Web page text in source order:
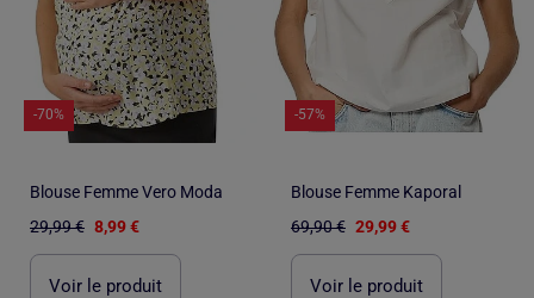
-70%
Blouse Femme Vero Moda
29,99 € 8,99 €
Voir le produit
-57%
Blouse Femme Kaporal
69,90 € 29,99 €
Voir le produit